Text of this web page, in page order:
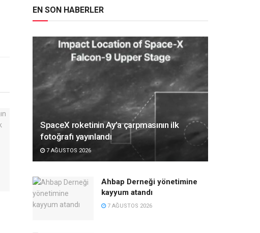
EN SON HABERLER
SpaceX roketinin Ay’a çarpmasının ilk
fotoğrafı yayınlandı
7 AĞUSTOS 2026
Ahbap Derneği yönetimine
kayyum atandı
7 AĞUSTOS 2026